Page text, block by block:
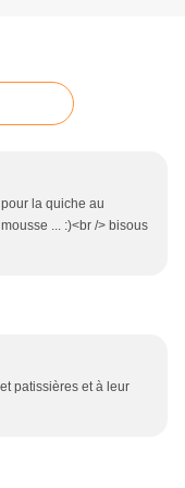
la quiche au
... :)<br /> bisous
patissières et à leur